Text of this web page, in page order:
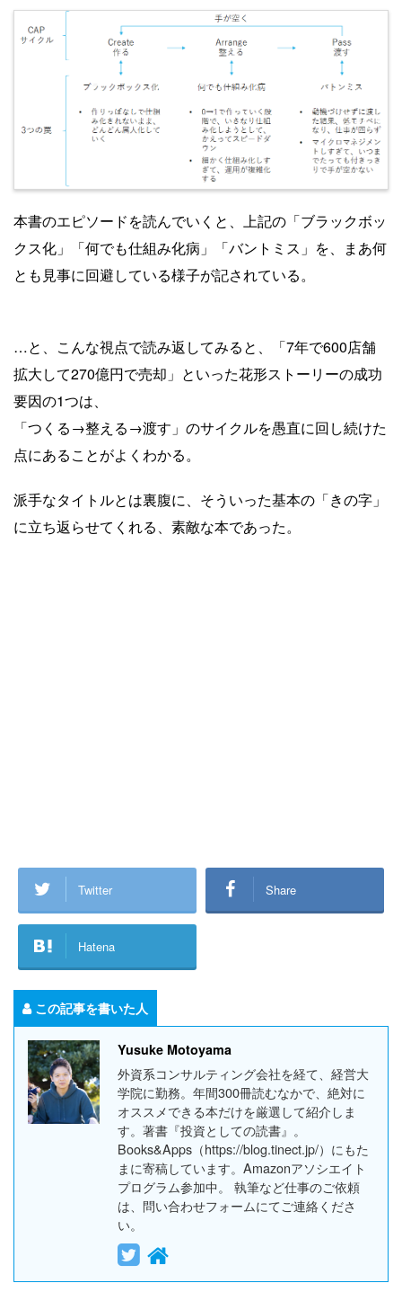
本書のエピソードを読んでいくと、上記の「ブラックボッ
クス化」「何でも仕組み化病」「バントミス」を、まあ何
とも見事に回避している様子が記されている。
…と、こんな視点で読み返してみると、「7年で600店舗
拡大して270億円で売却」といった花形ストーリーの成功
要因の1つは、
「つくる→整える→渡す」のサイクルを愚直に回し続けた
点にあることがよくわかる。
派手なタイトルとは裏腹に、そういった基本の「きの字」
に立ち返らせてくれる、素敵な本であった。
Twitter Share
Hatena
この記事を書いた人
Yusuke Motoyama
外資系コンサルティング会社を経て、経営大
学院に勤務。年間300冊読むなかで、絶対に
オススメできる本だけを厳選して紹介しま
す。著書『投資としての読書』。
Books&Apps（https://blog.tinect.jp/）にもた
まに寄稿しています。Amazonアソシエイト
プログラム参加中。 執筆など仕事のご依頼
は、問い合わせフォームにてご連絡くださ
い。